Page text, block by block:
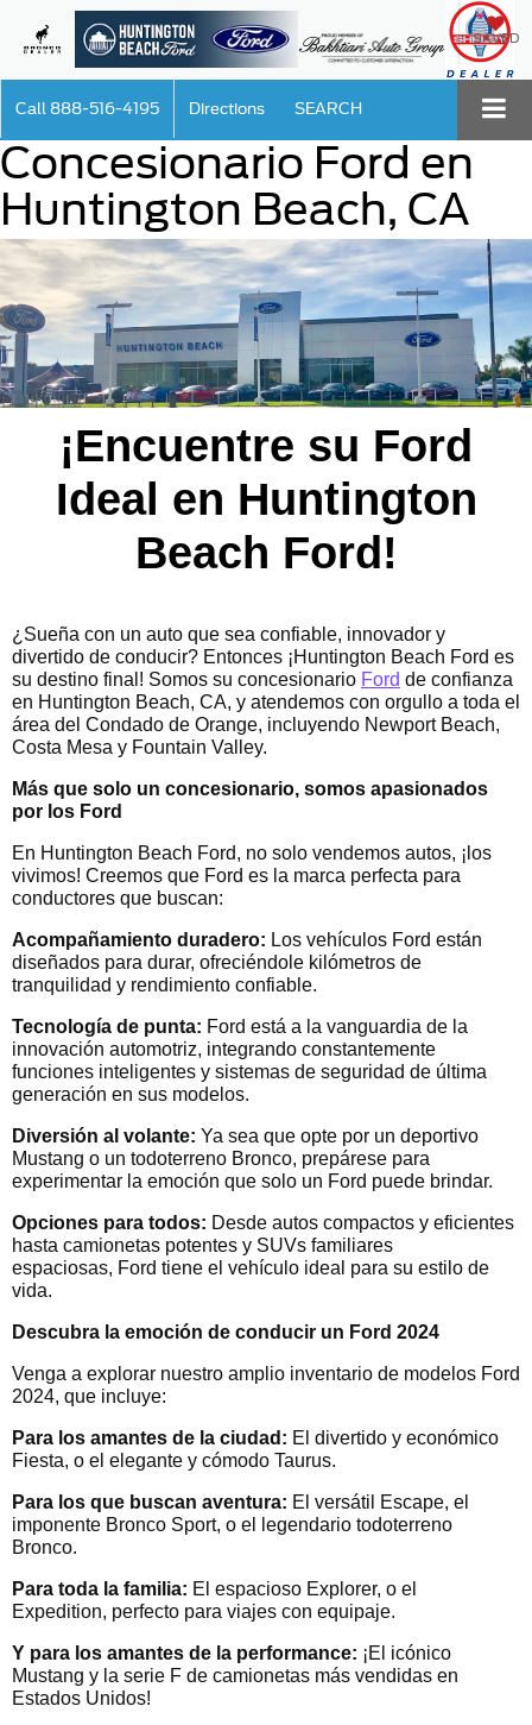
SAVED
Call 888-516-4195 Directions SEARCH
Concesionario Ford en
Huntington Beach, CA
¡Encuentre su Ford
Ideal en Huntington
Beach Ford!
¿Sueña con un auto que sea confiable, innovador y
divertido de conducir? Entonces ¡Huntington Beach Ford es
su destino final! Somos su concesionario Ford de confianza
en Huntington Beach, CA, y atendemos con orgullo a toda el
área del Condado de Orange, incluyendo Newport Beach,
Costa Mesa y Fountain Valley.
Más que solo un concesionario, somos apasionados
por los Ford
En Huntington Beach Ford, no solo vendemos autos, ¡los
vivimos! Creemos que Ford es la marca perfecta para
conductores que buscan:
Acompañamiento duradero: Los vehículos Ford están
diseñados para durar, ofreciéndole kilómetros de
tranquilidad y rendimiento confiable.
Tecnología de punta: Ford está a la vanguardia de la
innovación automotriz, integrando constantemente
funciones inteligentes y sistemas de seguridad de última
generación en sus modelos.
Diversión al volante: Ya sea que opte por un deportivo
Mustang o un todoterreno Bronco, prepárese para
experimentar la emoción que solo un Ford puede brindar.
Opciones para todos: Desde autos compactos y eficientes
hasta camionetas potentes y SUVs familiares
espaciosas, Ford tiene el vehículo ideal para su estilo de
vida.
Descubra la emoción de conducir un Ford 2024
Venga a explorar nuestro amplio inventario de modelos Ford
2024, que incluye:
Para los amantes de la ciudad: El divertido y económico
Fiesta, o el elegante y cómodo Taurus.
Para los que buscan aventura: El versátil Escape, el
imponente Bronco Sport, o el legendario todoterreno
Bronco.
Para toda la familia: El espacioso Explorer, o el
Expedition, perfecto para viajes con equipaje.
Y para los amantes de la performance: ¡El icónico
Mustang y la serie F de camionetas más vendidas en
Estados Unidos!